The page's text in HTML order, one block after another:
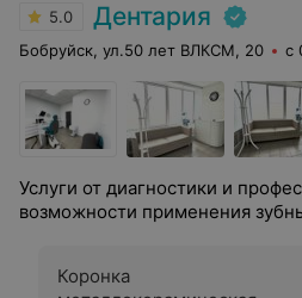
5.0 Дентария
Бобруйск, ул.50 лет ВЛКСМ, 20 с
Услуги от диагностики и
возможности применения
Коронка